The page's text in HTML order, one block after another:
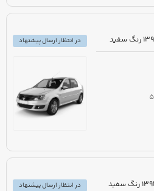
در انتظار ارسال پیشنهاد
در انتظار ارسال پیشنهاد